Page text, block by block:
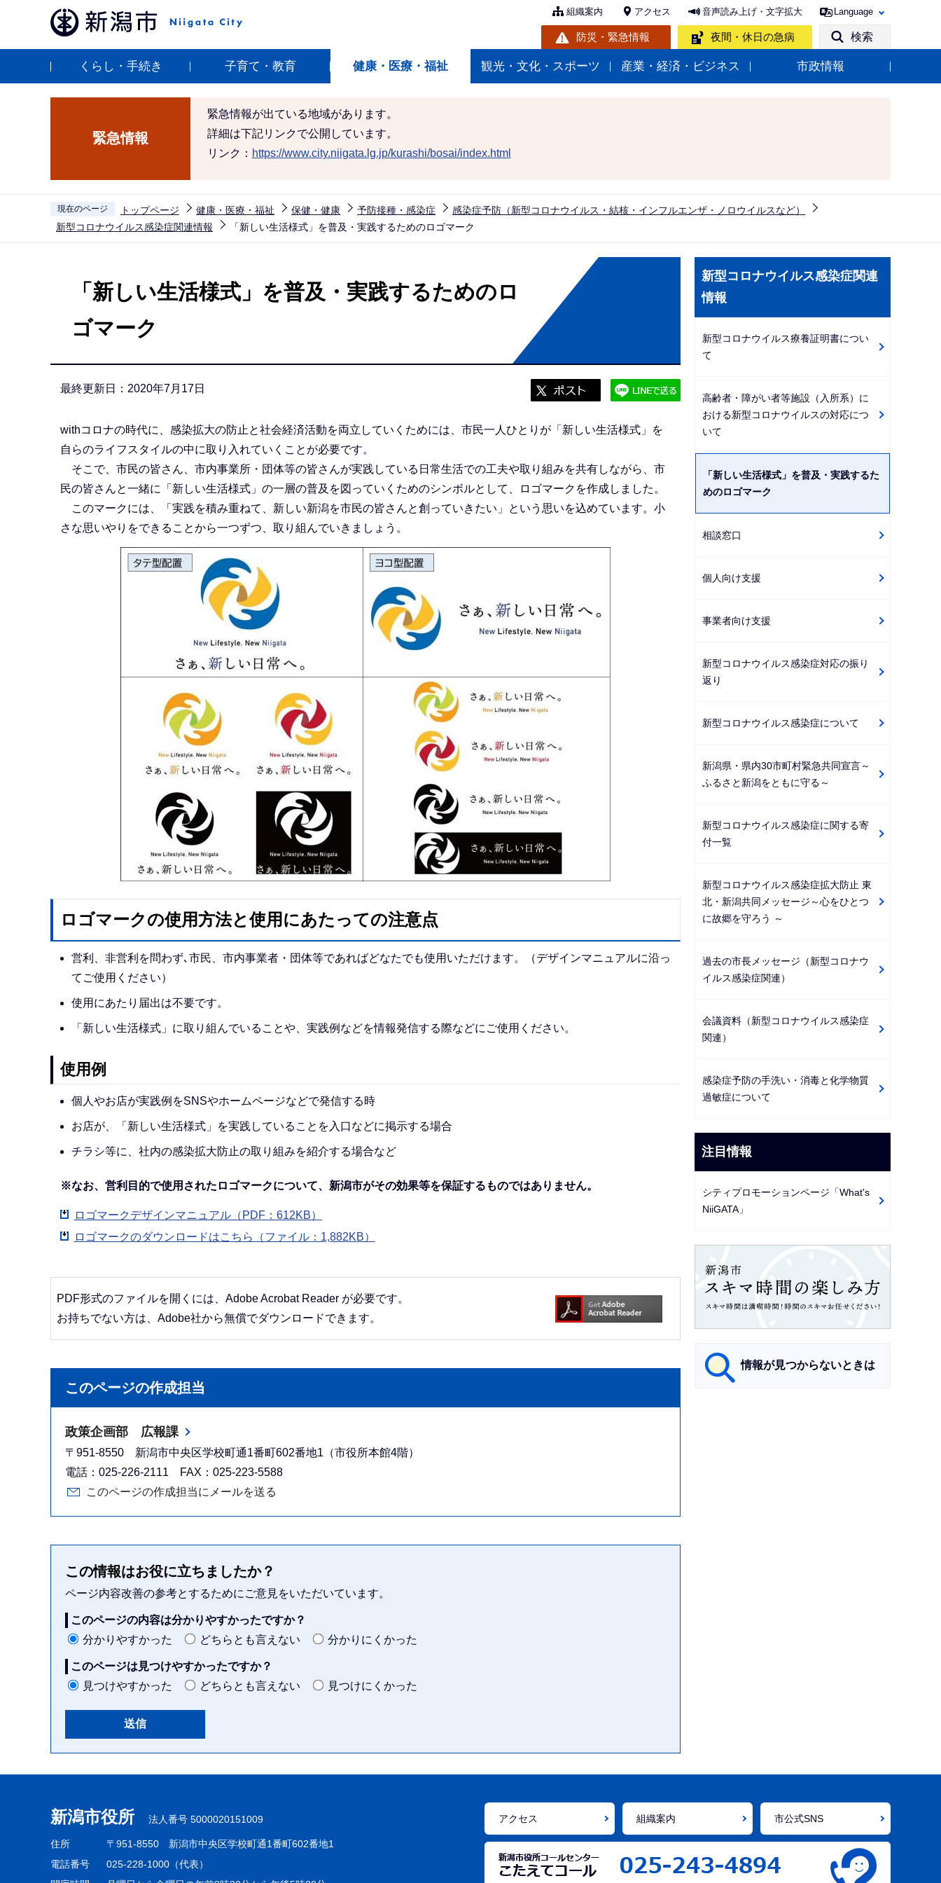
ペ
組織案内 アクセス 音声読み上げ・文字拡大 Language
防災・緊急情報 夜間・休日の急病 検索
くらし・手続き 子育て・教育 健康・医療・福祉 観光・文化・スポーツ 産業・経済・ビジネス 市政情報
緊急情報
緊急情報が出ている地域があります。
詳細は下記リンクで公開しています。
リンク： https://www.city.niigata.lg.jp/kurashi/bosai/index.html
現在のページ トップページ 健康・医療・福祉 保健・健康 予防接種・感染症
感染症予防（新型コロナウイルス・結核・インフルエンザ・ノロウイルスなど）
新型コロナウイルス感染症関連情報
「新しい生活様式」を普及・実践するためのロゴマーク
「新しい生活様式」を普及・実践するためのロ
ゴマーク
最終更新日：2020年7月17日
withコロナの時代に、感染拡大の防止と社会経済活動を両立していくためには、市民一人ひとりが「新しい生活様式」を
自らのライフスタイルの中に取り入れていくことが必要です。
そこで、市民の皆さん、市内事業所・団体等の皆さんが実践している日常生活での工夫や取り組みを共有しながら、市
民の皆さんと一緒に「新しい生活様式」の一層の普及を図っていくためのシンボルとして、ロゴマークを作成しました。
このマークには、「実践を積み重ねて、新しい新潟を市民の皆さんと創っていきたい」という思いを込めています。小
さな思いやりをできることから一つずつ、取り組んでいきましょう。
ロゴマークの使用方法と使用にあたっての注意点
営利、非営利を問わず､市民、市内事業者・団体等であればどなたでも使用いただけます。（デザインマニュアルに沿っ
てご使用ください）
使用にあたり届出は不要です。
「新しい生活様式」に取り組んでいることや、実践例などを情報発信する際などにご使用ください。
使用例
個人やお店が実践例をSNSやホームページなどで発信する時
お店が、「新しい生活様式」を実践していることを入口などに掲示する場合
チラシ等に、社内の感染拡大防止の取り組みを紹介する場合など
※なお、営利目的で使用されたロゴマークについて、新潟市がその効果等を保証するものではありません。
ロゴマークデザインマニュアル（PDF：612KB）
ロゴマークのダウンロードはこちら（ファイル：1,882KB）
PDF形式のファイルを開くには、Adobe Acrobat Reader が必要です。
お持ちでない方は、Adobe社から無償でダウンロードできます。
このページの作成担当
政策企画部 広報課
〒951-8550 新潟市中央区学校町通1番町602番地1（市役所本館4階）
電話：025-226-2111 FAX：025-223-5588
このページの作成担当にメールを送る
この情報はお役に立ちましたか？
ページ内容改善の参考とするためにご意見をいただいています。
このページの内容は分かりやすかったですか？
分かりやすかった
どちらとも言えない 分かりにくかった
このページは見つけやすかったですか？
見つけやすかった
どちらとも言えない 見つけにくかった
こ
ま
で
サ
ブ
ナ
ゲ
ョ
ン
新型コロナウイルス感染症関連
情報
新型コロナウイルス療養証明書につい
て
高齢者・障がい者等施設（入所系）に
おける新型コロナウイルスの対応につ
いて
「新しい生活様式」を普及・実践するた
めのロゴマーク
相談窓口
個人向け支援
事業者向け支援
新型コロナウイルス感染症対応の振り
返り
新型コロナウイルス感染症について
新潟県・県内30市町村緊急共同宣言～
ふるさと新潟をともに守る～
新型コロナウイルス感染症に関する寄
付一覧
新型コロナウイルス感染症拡大防止 東
北・新潟共同メッセージ～心をひとつ
に故郷を守ろう ～
過去の市長メッセージ（新型コロナウ
イルス感染症関連）
会議資料（新型コロナウイルス感染症
関連）
感染症予防の手洗い・消毒と化学物質
過敏症について
注目情報
シティプロモーションページ「What's
NiiGATA」
情報が見つからないときは
新潟市役所 法人番号 5000020151009
住所 〒951-8550 新潟市中央区学校町通1番町602番地1
電話番号
025-228-1000（代表）
アクセス 組織案内 市公式SNS